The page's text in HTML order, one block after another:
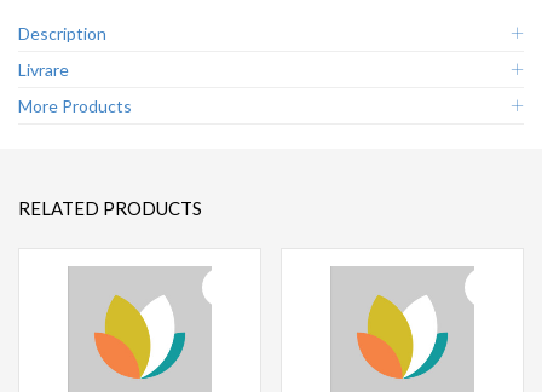
Description
Livrare
More Products
RELATED PRODUCTS